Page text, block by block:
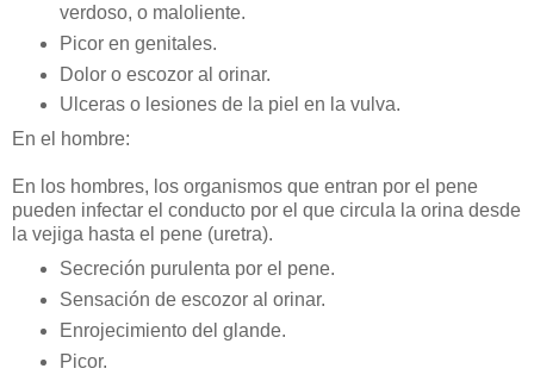
verdoso, o maloliente.
Picor en genitales.
Dolor o escozor al orinar.
Ulceras o lesiones de la piel en la vulva.
En el hombre:
En los hombres, los organismos que entran por el pene
pueden infectar el conducto por el que circula la orina desde
la vejiga hasta el pene (uretra).
Secreción purulenta por el pene.
Sensación de escozor al orinar.
Enrojecimiento del glande.
Picor.